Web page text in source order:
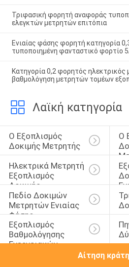
Τριφασική φορητή αναφοράς
ελεγκτών μετρητών επιτόπια
Ενιαίας φάσης φορητή κατηγορία
τυποποιημένη φανταστικό φορτίο
Κατηγορία 0,2 φορητός ηλεκτρικός
βαθμολόγηση μετρητών τομέων
Λαϊκή κατηγορία
Ο Εξοπλισμός
Δοκιμής Μετρητής
Ο
Ηλεκτρικά Μετρητή
Εξοπλισμός
Δοκιμής
Πεδίο Δοκιμών
Μετρητών Ενιαίας
Φάσης
Εξοπλισμός
Βαθμολόγησης
Ενεργειακών
Αίτηση